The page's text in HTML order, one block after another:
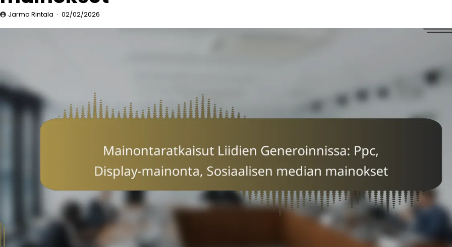
Jarmo Rintala 02/02/2026